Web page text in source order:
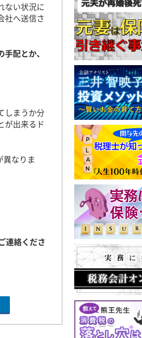
ない状況に
社へ送信さ
配とか、
しまうか分
が出来るド
なりま
連絡くださ